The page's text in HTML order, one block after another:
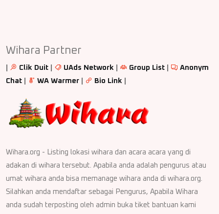
Wihara Partner
Clik Duit UAds Network Group List
Anonym
Chat
WA Warmer Bio Link
Wihara.org - Listing lokasi wihara dan acara acara yang di
adakan di wihara tersebut. Apabila anda adalah pengurus atau
umat wihara anda bisa memanage wihara anda di wihara.org.
Silahkan anda mendaftar sebagai Pengurus, Apabila Wihara
anda sudah terposting oleh admin buka tiket bantuan kami